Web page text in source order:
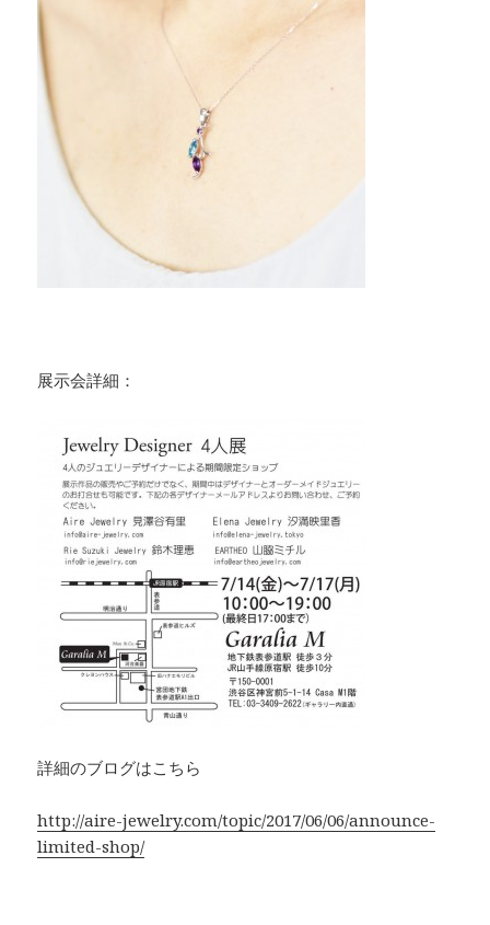
展示会詳細：
詳細のブログはこちら
http://aire-jewelry.com/topic/2017/06/06/announce-
limited-shop/